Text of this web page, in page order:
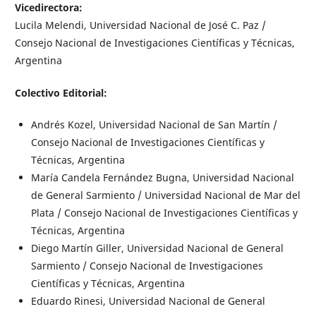
Vicedirectora:
Lucila Melendi, Universidad Nacional de José C. Paz /
Consejo Nacional de Investigaciones Científicas y Técnicas,
Argentina
Colectivo Editorial:
Andrés Kozel, Universidad Nacional de San Martín /
Consejo Nacional de Investigaciones Científicas y
Técnicas, Argentina
María Candela Fernández Bugna, Universidad Nacional
de General Sarmiento / Universidad Nacional de Mar del
Plata / Consejo Nacional de Investigaciones Científicas y
Técnicas, Argentina
Diego Martín Giller, Universidad Nacional de General
Sarmiento / Consejo Nacional de Investigaciones
Científicas y Técnicas, Argentina
Eduardo Rinesi, Universidad Nacional de General